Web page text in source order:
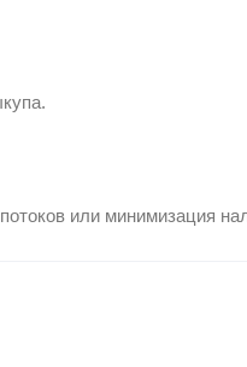
или минимизация